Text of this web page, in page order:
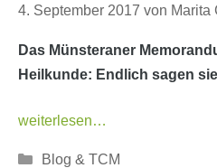
4. September 2017 von Marita
Das Münsteraner
Heilkunde: Endlich sagen
weiterlesen…
Kategorien
Blog & TCM